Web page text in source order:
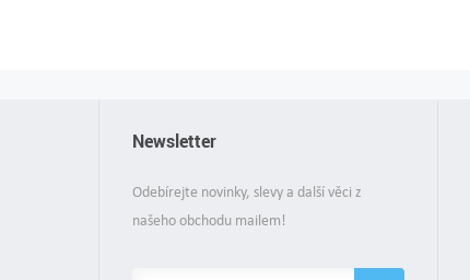
Newsletter
Odebírejte novinky, slevy a další věci z
našeho obchodu mailem!